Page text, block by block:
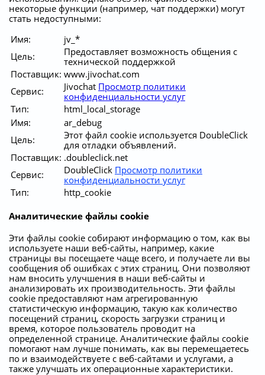
некоторые функции (например, чат поддержки) могут
стать недоступными:
Имя:
jv_*
Цель:
Предоставляет возможность общения с
технической поддержкой
Поставщик: www.jivochat.com
Сервис:
Jivochat Просмотр политики
конфиденциальности услуг
Тип:
html_local_storage
Имя:
ar_debug
Цель:
Этот файл cookie используется DoubleClick
для отладки объявлений.
Поставщик: .doubleclick.net
Сервис:
DoubleClick Просмотр политики
конфиденциальности услуг
Тип:
http_cookie
Аналитические файлы cookie
Эти файлы cookie собирают информацию о том, как вы
используете наши веб-сайты, например, какие
страницы вы посещаете чаще всего, и получаете ли вы
сообщения об ошибках с этих страниц. Они позволяют
нам вносить улучшения в наши веб-сайты и
анализировать их производительность. Эти файлы
cookie предоставляют нам агрегированную
статистическую информацию, такую как количество
посещений страниц, скорость загрузки страниц и
время, которое пользователь проводит на
определенной странице. Аналитические файлы cookie
помогают нам лучше понимать, как вы перемещаетесь
по и взаимодействуете с веб-сайтами и услугами, а
также улучшать их операционные характеристики.